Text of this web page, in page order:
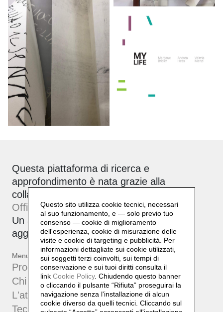
Questa piattaforma di ricerca e
approfondimento è nata grazie alla
collaborazione tra Daniela Lorenzi e
Officinebit.ch.
Un archivio attivo, corale e sempre in
aggiornamento.
Menu
Progetti
Chi sono
L'atelier
Tecniche
Questo sito utilizza cookie tecnici, necessari
al suo funzionamento, e — solo previo tuo
consenso — cookie di miglioramento
dell'esperienza, cookie di misurazione delle
visite e cookie di targeting e pubblicità. Per
informazioni dettagliate sui cookie utilizzati,
sui soggetti terzi coinvolti, sui tempi di
conservazione e sui tuoi diritti consulta il
link Cookie Policy. Chiudendo questo banner
o cliccando il pulsante “Rifiuta” proseguirai la
navigazione senza l'installazione di alcun
cookie diverso da quelli tecnici. Cliccando sul